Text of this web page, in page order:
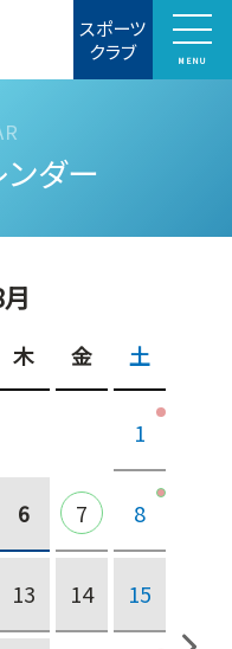
スポーツ
クラブ MENU
ダー
木 金 土
1
6 7 8
13 14 15